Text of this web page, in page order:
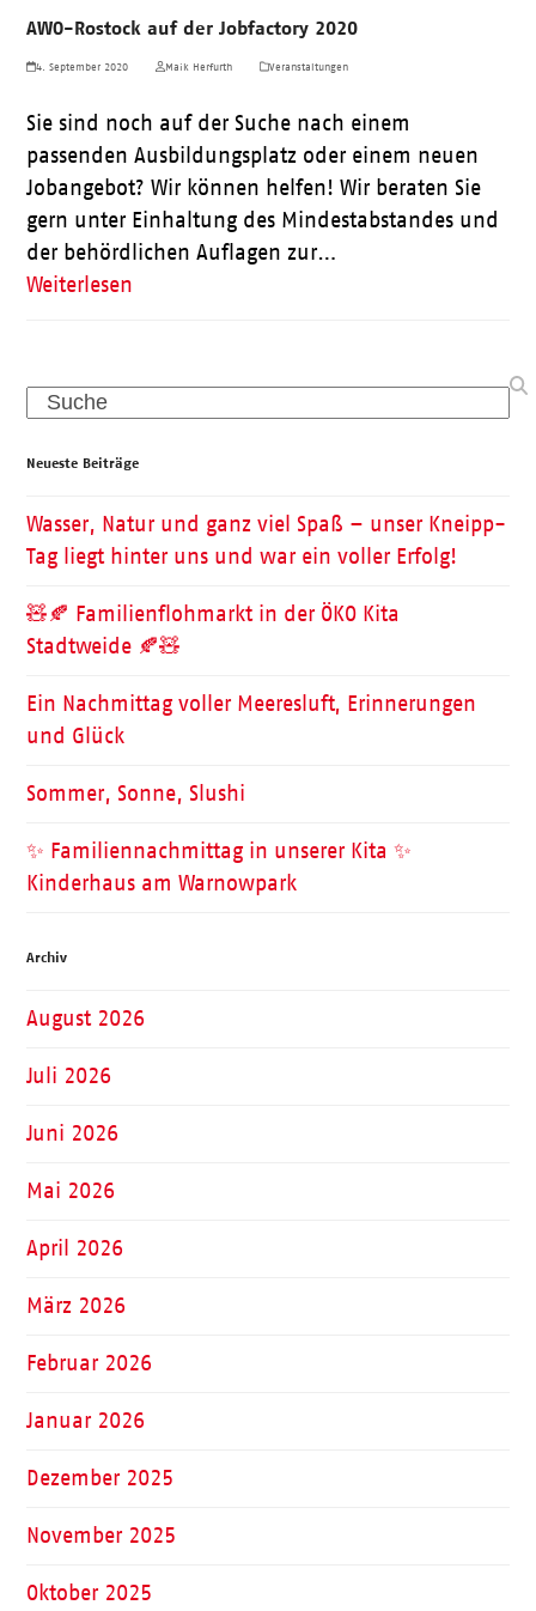
AWO-Rostock auf der Jobfactory 2020
4. September 2020 Maik Herfurth Veranstaltungen
Sie sind noch auf der Suche nach einem
passenden Ausbildungsplatz oder einem neuen
Jobangebot? Wir können helfen! Wir beraten Sie
gern unter Einhaltung des Mindestabstandes und
der behördlichen Auflagen zur…
Weiterlesen
Search
Neueste Beiträge
Wasser, Natur und ganz viel Spaß – unser Kneipp-
Tag liegt hinter uns und war ein voller Erfolg!
🧸🍂 Familienflohmarkt in der ÖKO Kita
Stadtweide 🍂🧸
Ein Nachmittag voller Meeresluft, Erinnerungen
und Glück
Sommer, Sonne, Slushi
✨ Familiennachmittag in unserer Kita ✨
Kinderhaus am Warnowpark
Archiv
August 2026
Juli 2026
Juni 2026
Mai 2026
April 2026
März 2026
Februar 2026
Januar 2026
Dezember 2025
November 2025
Oktober 2025